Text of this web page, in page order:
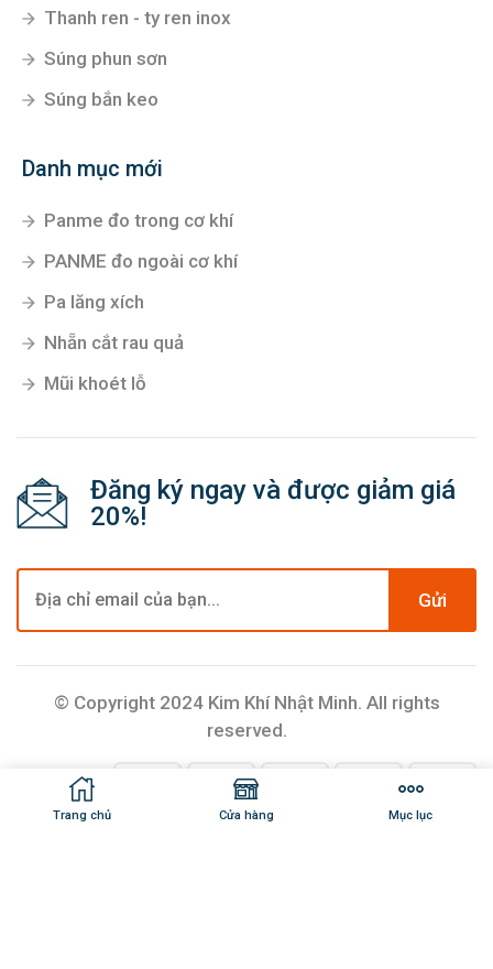
Trang chủ Cửa hàng Mục lục
Thanh ren - ty ren inox
Súng phun sơn
Súng bắn keo
Danh mục mới
Panme đo trong cơ khí
PANME đo ngoài cơ khí
Pa lăng xích
Nhẵn cắt rau quả
Mũi khoét lỗ
Đăng ký ngay và được giảm giá
20%!
Gửi
© Copyright 2024 Kim Khí Nhật Minh. All rights
reserved.